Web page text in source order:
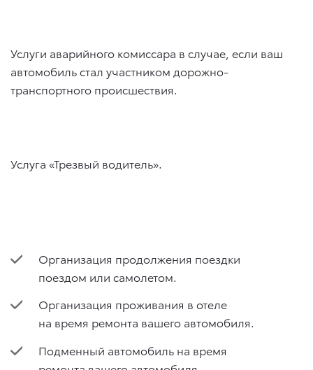
Услуги аварийного комиссара в случае, если ваш
автомобиль стал участником дорожно-
транспортного происшествия.
Услуга «Трезвый водитель».
Организация продолжения поездки
поездом или самолетом.
Организация проживания в отеле
на время ремонта вашего автомобиля.
Подменный автомобиль на время